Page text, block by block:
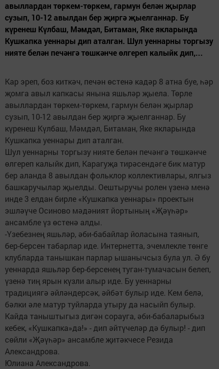
авыллардан төркем-төркем, гармун белән җырлар
сузып, 10-12 авылдан бер җиргә җыелганнар. Бу
күренеш Күлбаш, Мәмдәл, Битаман, Яке якларында
Кушкапка уеннары дип аталган. Шул уеннарны торгызу
нияте белән печәнгә төшкәнче өлгереп калыйк дип,...
Кар эреп, боз киткәч, печән өстенә кадәр 8 атна буе, һәр
җомга авыл капкасы янына яшьләр җыела. Төрле
авыллардан төркем-төркем, гармун белән җырлар
сузып, 10-12 авылдан бер җиргә җыелганнар. Бу
күренеш Күлбаш, Мәмдәл, Битаман, Яке якларында
Кушкапка уеннары дип аталган.
Шул уеннарны торгызу нияте белән печәнгә төшкәнче
өлгереп калыйк дип, Карагуҗа тирәсендәге бик матур
бер аланда 8 авылдан фольклор коллективлары, ялгыз
башкаручылар җыелды. Оештыручы ролен үзенә менә
инде 3 елдан бирле «Кушкапка уеннары» проектын
эшләүче Осиново мәдәният йортының «Җәүһәр»
ансамбле үз өстенә алды.
-Үзебезнең яшьләр, әби-бабайлар йоласына таянып,
бер-берсен табарлар иде. Интернетта, эчемлекле төнге
клубларда танышкан парлар ышанычсыз була ул. Ә бу
уеннарда яшьләр бер-берсенең туган-тумачасын белеп,
үзенә тиң ярын күзли алыр иде. Бу уеннарны
традициягә әйләндерсәк, әйбәт булыр иде. Кем белә,
бәлки әле матур туйларда утыру да насыйп булыр.
Кайда таныштыгыз дигән сорауга, әби-бабаларыбыз
кебек, «Кушкапка»да!» - дип әйтүчеләр дә булыр! - дип
сөйли «Җәүһәр» ансамбле җитәкчесе Резида
Александрова.
Юлиана Александрова.